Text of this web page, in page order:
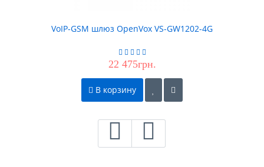
VoIP-GSM шлюз OpenVox VS-GW1202-4G
22 475грн.
В корзину